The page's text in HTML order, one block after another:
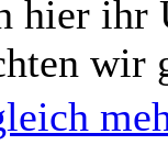
hier ihr
wir